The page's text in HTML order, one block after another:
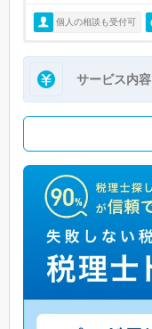
個人の相談も受付可
サービス内容